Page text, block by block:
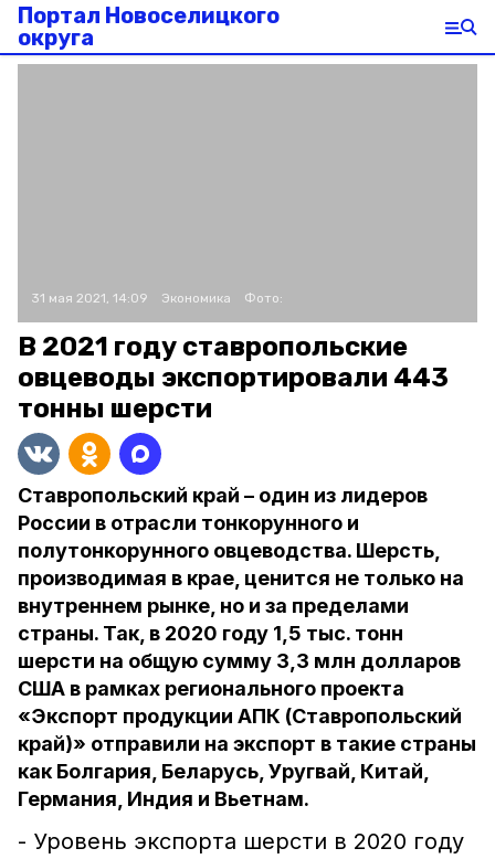
Портал Новоселицкого
округа
31 мая 2021, 14:09 Экономика Фото:
В 2021 году ставропольские
овцеводы экспортировали 443
тонны шерсти
Ставропольский край – один из лидеров
России в отрасли тонкорунного и
полутонкорунного овцеводства. Шерсть,
производимая в крае, ценится не только на
внутреннем рынке, но и за пределами
страны. Так, в 2020 году 1,5 тыс. тонн
шерсти на общую сумму 3,3 млн долларов
США в рамках регионального проекта
«Экспорт продукции АПК (Ставропольский
край)» отправили на экспорт в такие страны
как Болгария, Беларусь, Уругвай, Китай,
Германия, Индия и Вьетнам.
- Уровень экспорта шерсти в 2020 году